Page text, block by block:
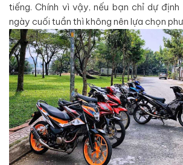
tiếng. Chính vì vậy, nếu bạn chỉ dự định
ngày cuối tuần thì không nên lựa chọn